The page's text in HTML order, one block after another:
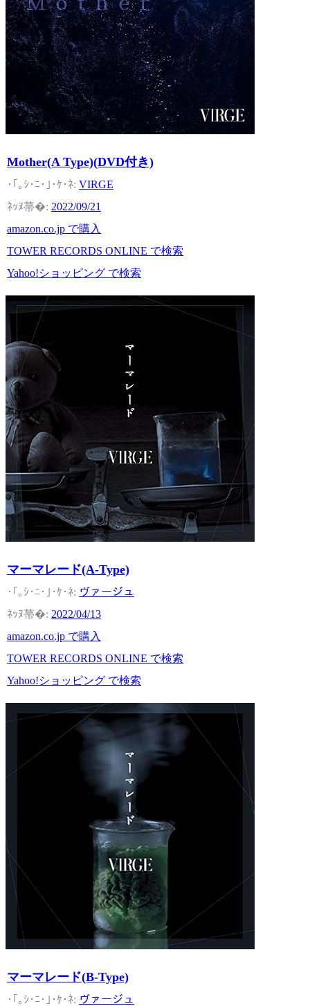
Mother(A Type)(DVD付き)
VIRGE
2022/09/21
amazon.co.jp で購入
TOWER RECORDS ONLINE で検索
Yahoo!ショッピング で検索
マーマレード(A-Type)
ヴァージュ
2022/04/13
amazon.co.jp で購入
TOWER RECORDS ONLINE で検索
Yahoo!ショッピング で検索
マーマレード(B-Type)
ヴァージュ